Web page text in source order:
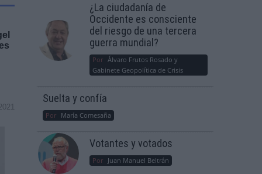
¿La ciudadanía de
Occidente es consciente
del riesgo de una tercera
guerra mundial?
Por Álvaro Frutos Rosado y
Gabinete Geopolítica de Crisis
Suelta y confía
Por María Comesaña
Votantes y votados
Por Juan Manuel Beltrán